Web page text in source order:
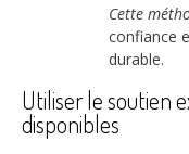
Cette
confiance
durable.
Utiliser le soutien
disponibles